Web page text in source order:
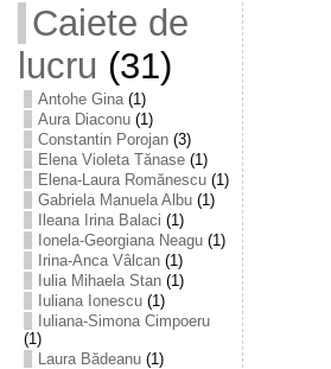
Caiete de
lucru (31)
Antohe Gina(1)
Aura Diaconu(1)
Constantin Porojan(3)
Elena Violeta Tănase(1)
Elena-Laura Romănescu(1)
Gabriela Manuela Albu(1)
Ileana Irina Balaci (1)
Ionela-Georgiana Neagu(1)
Irina-Anca Vâlcan(1)
Iulia Mihaela Stan(1)
Iuliana Ionescu(1)
Iuliana-Simona Cimpoeru
(1)
Laura Bădeanu(1)